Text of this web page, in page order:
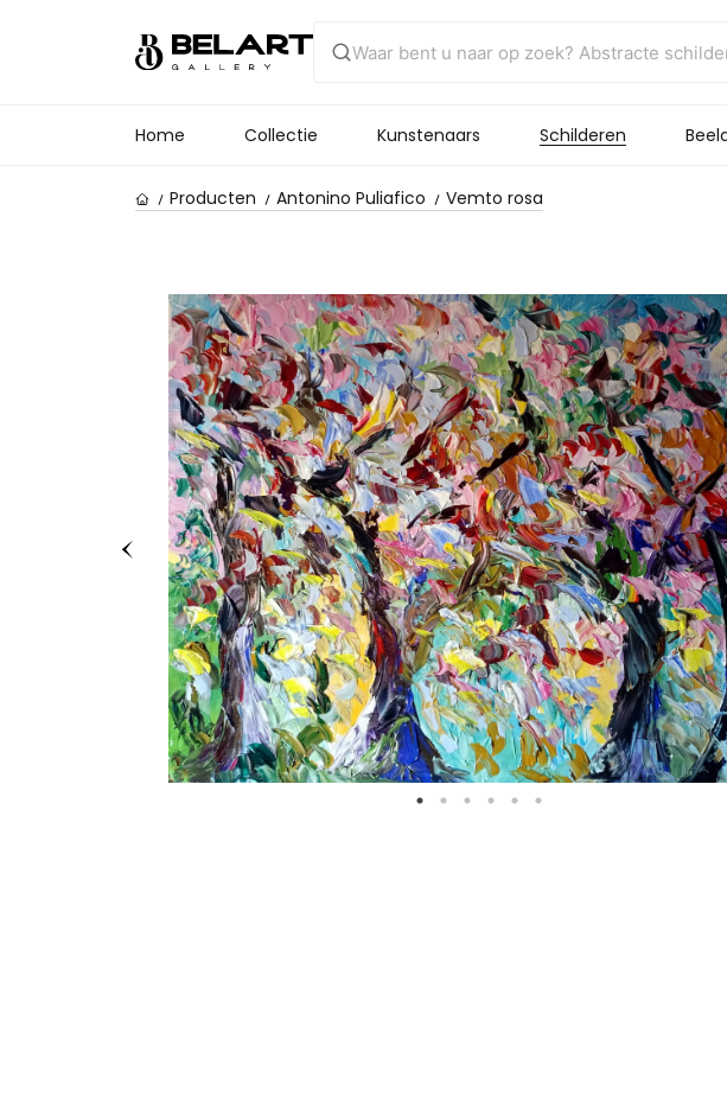
Home Collectie Kunstenaars Schilderen
Producten Antonino Puliafico Vemto rosa